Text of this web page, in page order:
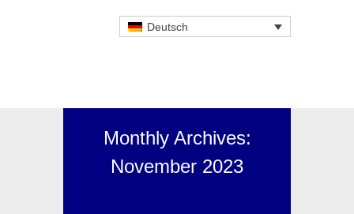
Deutsch
Monthly Archives:
November 2023